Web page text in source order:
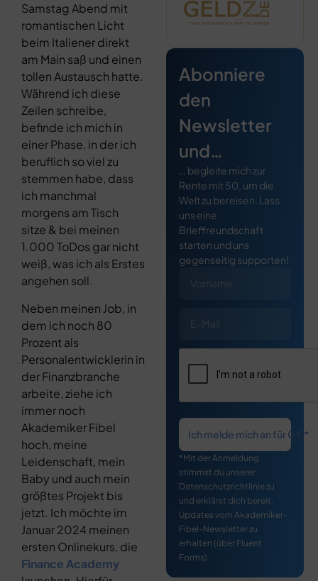
Samstag Abend mit
romantischen Licht
beim Italiener direkt
am Main saß und einen
tollen Austausch hatte.
Während ich diese
Zeilen schreibe,
befinde ich mich in
einer Phase, in der ich
beruflich so viel zu
stemmen habe, dass
ich manchmal
morgens am Tisch
sitze & bei meinen
1.000 ToDos gar nicht
weiß, was ich als Erstes
angehen soll.
Neben meinen Job, in
dem ich noch 80
Prozent als
Personalentwicklerin in
der Finanzbranche
arbeite, ziehe ich
immer noch
Akademiker Fibel
hoch, meine
Leidenschaft, mein
Baby und auch mein
größtes Projekt bis
jetzt. Ich möchte im
Januar 2024 meinen
ersten Onlinekurs, die
Finance Academy
Abonniere
den
Newsletter
und…
… begleite mich zur
Rente mit 50, um die
Welt zu bereisen. Lass
uns eine
Brieffreundschaft
starten und uns
gegenseitig supporten!
Ich melde mich an für 0 €*
*Mit der Anmeldung
stimmst du unserer
Datenschutzrichtlinie zu
und erklärst dich bereit,
Updates vom Akademiker-
Fibel-Newsletter zu
erhalten (über Fluent
Forms).